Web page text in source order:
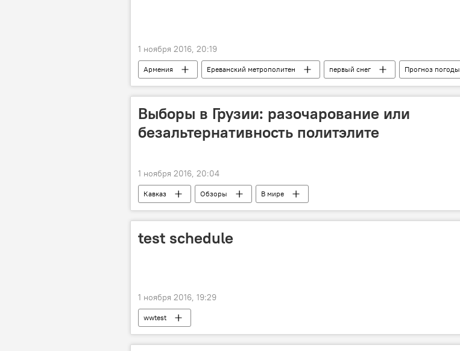
1 ноября 2016, 20:19
Армения Ереванский метрополитен первый снег Прогноз погоды
Выборы в Грузии: разочарование или
безальтернативность политэлите
1 ноября 2016, 20:04
Кавказ Обзоры В мире
test schedule
1 ноября 2016, 19:29
wwtest